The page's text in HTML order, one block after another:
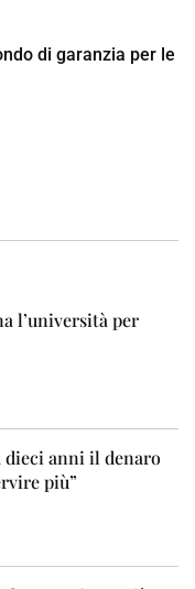
di garanzia per le
l’università per
dieci anni il denaro
più”